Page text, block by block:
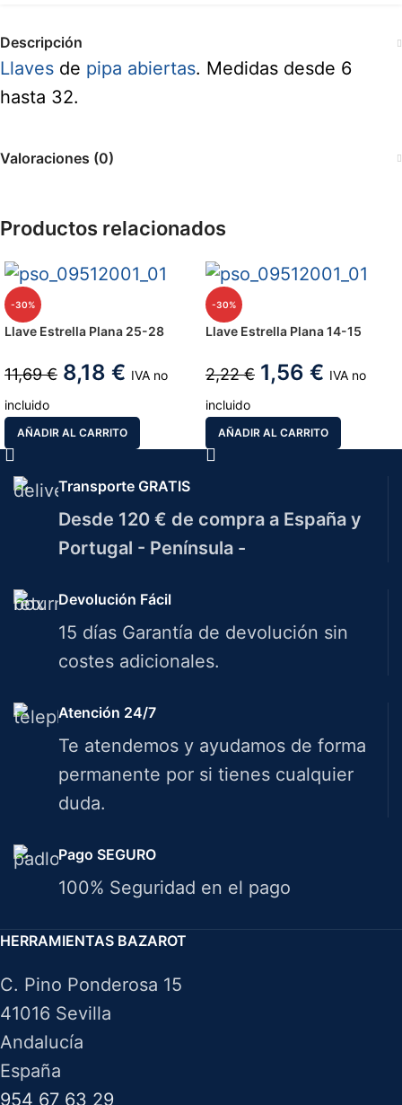
Descripción
Llaves de pipa abiertas. Medidas desde 6
hasta 32.
Valoraciones (0)
Productos relacionados
-30%
Llave Estrella Plana 25-28
11,69€ 8,18 € IVA no
incluido
AÑADIR AL CARRITO
-30%
Llave Estrella Plana 14-15
2,22€ 1,56 € IVA no
incluido
AÑADIR AL CARRITO
Transporte GRATIS
Desde 120 € de compra a España y
Portugal - Península -
Devolución Fácil
15 días Garantía de devolución sin
costes adicionales.
Atención 24/7
Te atendemos y ayudamos de forma
permanente por si tienes cualquier
duda.
Pago SEGURO
100% Seguridad en el pago
HERRAMIENTAS BAZAROT
C. Pino Ponderosa 15
41016 Sevilla
Andalucía
España
954 67 63 29